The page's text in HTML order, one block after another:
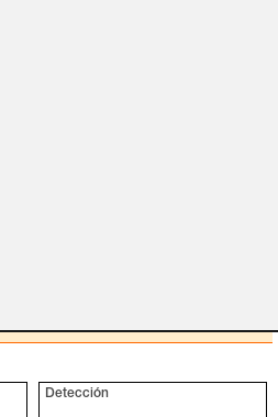
Detección